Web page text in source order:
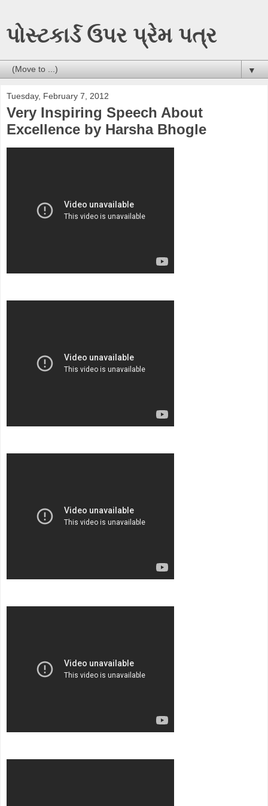
પોસ્ટકાર્ડ ઉપર પ્રેમ પત્ર
▼
Tuesday, February 7, 2012
Very Inspiring Speech About
Excellence by Harsha Bhogle